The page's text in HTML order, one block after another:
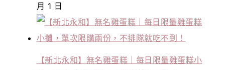
月 1 日
【新北永和】無名雞蛋糕｜每日限量雞蛋糕小